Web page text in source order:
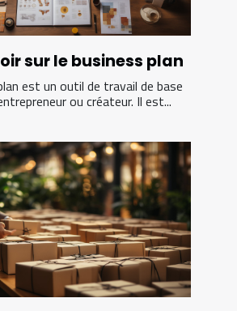
sur le business plan
est un outil de travail de base
ou créateur. Il est...